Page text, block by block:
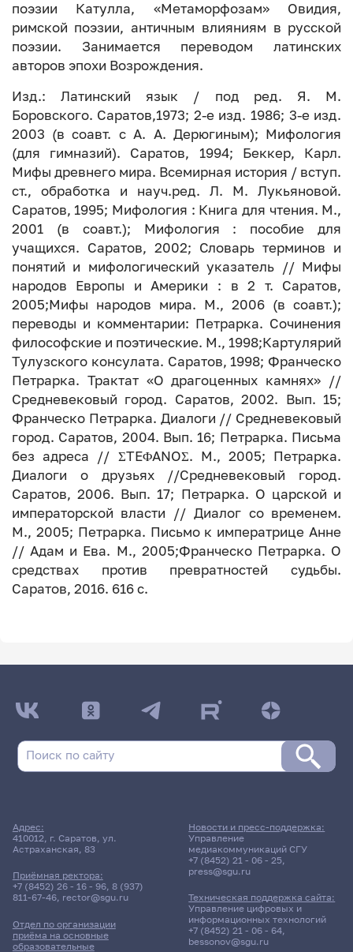
поэзии Катулла, «Метаморфозам» Овидия,
римской поэзии, античным влияниям в русской
поэзии. Занимается переводом латинских
авторов эпохи Возрождения.
Изд.: Латинский язык / под ред. Я. М.
Боровского. Саратов,1973; 2-е изд. 1986; 3-е изд.
2003 (в соавт. с А. А. Дерюгиным); Мифология
(для гимназий). Саратов, 1994; Беккер, Карл.
Мифы древнего мира. Всемирная история / вступ.
ст., обработка и науч.ред. Л. М. Лукьяновой.
Саратов, 1995; Мифология : Книга для чтения. М.,
2001 (в соавт.); Мифология : пособие для
учащихся. Саратов, 2002; Словарь терминов и
понятий и мифологический указатель // Мифы
народов Европы и Америки : в 2 т. Саратов,
2005;Мифы народов мира. М., 2006 (в соавт.);
переводы и комментарии: Петрарка. Сочинения
философские и поэтические. М., 1998;Картулярий
Тулузского консулата. Саратов, 1998; Франческо
Петрарка. Трактат «О драгоценных камнях» //
Средневековый город. Саратов, 2002. Вып. 15;
Франческо Петрарка. Диалоги // Средневековый
город. Саратов, 2004. Вып. 16; Петрарка. Письма
без адреса // ΣTEΦANOΣ. М., 2005; Петрарка.
Диалоги о друзьях //Средневековый город.
Саратов, 2006. Вып. 17; Петрарка. О царской и
императорской власти // Диалог со временем.
М., 2005; Петрарка. Письмо к императрице Анне
// Адам и Ева. М., 2005;Франческо Петрарка. О
средствах против превратностей судьбы.
Саратов, 2016. 616 с.
Адрес:
410012, г. Саратов, ул.
Астраханская, 83
Приёмная ректора:
+7 (8452) 26 - 16 - 96, 8 (937)
811-67-46, rector@sgu.ru
Отдел по организации
приёма на основные
образовательные
Новости и пресс-поддержка:
Управление
медиакоммуникаций СГУ
+7 (8452) 21 - 06 - 25,
press@sgu.ru
Техническая поддержка сайта:
Управление цифровых и
информационных технологий
+7 (8452) 21 - 06 - 64,
bessonov@sgu.ru